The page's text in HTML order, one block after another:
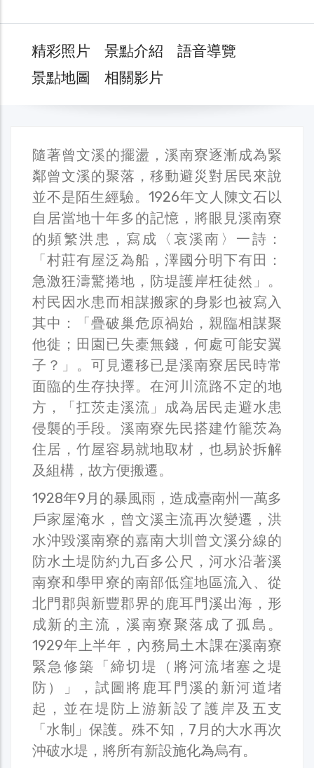
精彩照片 景點介紹
語音導覽
景點地圖
相關影片
隨著曾文溪的擺盪，溪南寮逐漸成為緊
鄰曾文溪的聚落，移動避災對居民來說
並不是陌生經驗。1926年文人陳文石以
自居當地十年多的記憶，將眼見溪南寮
的頻繁洪患，寫成〈哀溪南〉一詩：
「村莊有屋泛為船，澤國分明下有田：
急激狂濤驚捲地，防堤護岸枉徒然」。
村民因水患而相謀搬家的身影也被寫入
其中：「疊破巢危原禍始，親臨相謀聚
他徙；田園已失橐無錢，何處可能安翼
子？」。可見遷移已是溪南寮居民時常
面臨的生存抉擇。在河川流路不定的地
方，「扛茨走溪流」成為居民走避水患
侵襲的手段。溪南寮先民搭建竹籠茨為
住居，竹屋容易就地取材，也易於拆解
及組構，故方便搬遷。
1928年9月的暴風雨，造成臺南州一萬多
戶家屋淹水，曾文溪主流再次變遷，洪
水沖毀溪南寮的嘉南大圳曾文溪分線的
防水土堤防約九百多公尺，河水沿著溪
南寮和學甲寮的南部低窪地區流入、從
北門郡與新豐郡界的鹿耳門溪出海，形
成新的主流，溪南寮聚落成了孤島。
1929年上半年，內務局土木課在溪南寮
緊急修築「締切堤（將河流堵塞之堤
防）」，試圖將鹿耳門溪的新河道堵
起，並在堤防上游新設了護岸及五支
「水制」保護。殊不知，7月的大水再次
沖破水堤，將所有新設施化為烏有。